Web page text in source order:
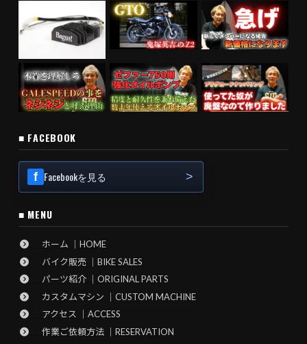
■ FACEBOOK
Facebookを見る
■ MENU
ホーム ｜HOME
バイク販売 ｜BIKE SALES
パーツ紹介 ｜ORIGINAL PARTS
カスタムマシン ｜CUSTOM MACHINE
アクセス ｜ACCESS
作業ご依頼方法 ｜RESERVATION